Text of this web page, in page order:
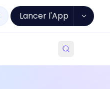
Lancer l'App